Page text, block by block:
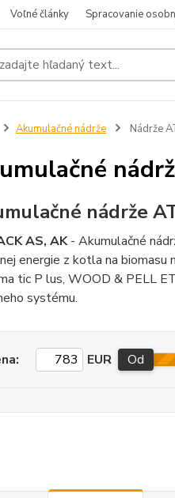
Voľné články Spracovanie
Akumulačné nádrže Nádrže
nádrže
AS, AK- Akumulačné
energie z kotla na biomasu
tic P lus, WOOD & PELL
systému.
EUR Od